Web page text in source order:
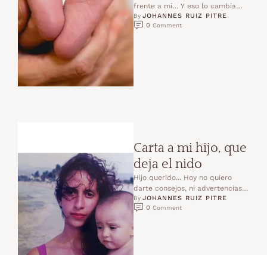
frente a mí… Y eso lo cambia
todo. No se trata solo de …
By JOHANNES RUIZ PITRE
0 Comment
Carta a mi hijo, que
deja el nido
Hijo querido... Hoy no quiero
darte consejos, ni advertencias,
ni instrucciones.Hoy solo quiero
escribirte con el corazón en …
By JOHANNES RUIZ PITRE
0 Comment